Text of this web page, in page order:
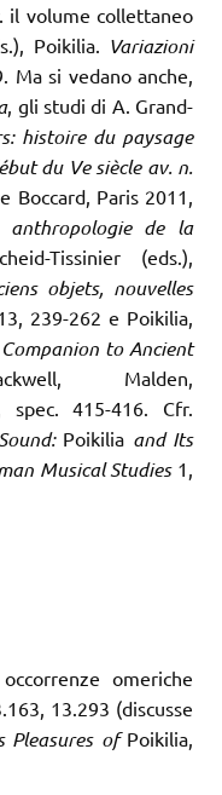
il volume collettaneo
Poikilia. Variazioni
Ma si vedano anche,
, gli studi di A. Grand-
histoire du paysage
du Ve siècle av. n.
Boccard, Paris 2011,
de la
Tissinier (eds.),
objets, nouvelles
239-262 e Poikilia,
to Ancient
Malden,
spec. 415-416. Cfr.
Poikilia and Its
Musical Studies 1,
omeriche
13.293 (discusse
Pleasures ofPoikilia,